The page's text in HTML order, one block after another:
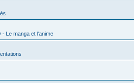
- Le manga et l'anime